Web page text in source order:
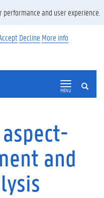
MENU
and
and user experience.
Decline More info